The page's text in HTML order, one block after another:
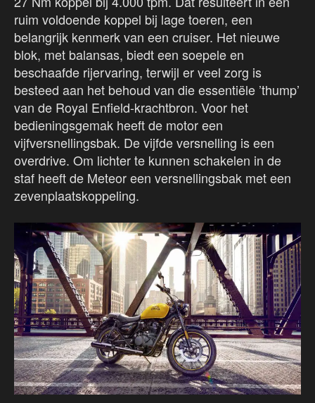
ruim voldoende koppel bij lage toeren, een
belangrijk kenmerk van een cruiser. Het nieuwe
blok, met balansas, biedt een soepele en
beschaafde rijervaring, terwijl er veel zorg is
besteed aan het behoud van die essentiële ’thump’
van de Royal Enfield-krachtbron. Voor het
bedieningsgemak heeft de motor een
vijfversnellingsbak. De vijfde versnelling is een
overdrive. Om lichter te kunnen schakelen in de
staf heeft de Meteor een versnellingsbak met een
zevenplaatskoppeling.